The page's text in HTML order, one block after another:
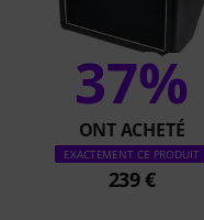
37%
ONT ACHETÉ
EXACTEMENT CE PRODUIT
239 €